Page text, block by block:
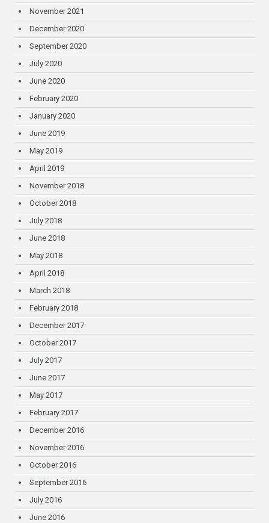
November 2021
December 2020
September 2020
July 2020
June 2020
February 2020
January 2020
June 2019
May 2019
April 2019
November 2018
October 2018
July 2018
June 2018
May 2018
April 2018
March 2018
February 2018
December 2017
October 2017
July 2017
June 2017
May 2017
February 2017
December 2016
November 2016
October 2016
September 2016
July 2016
June 2016